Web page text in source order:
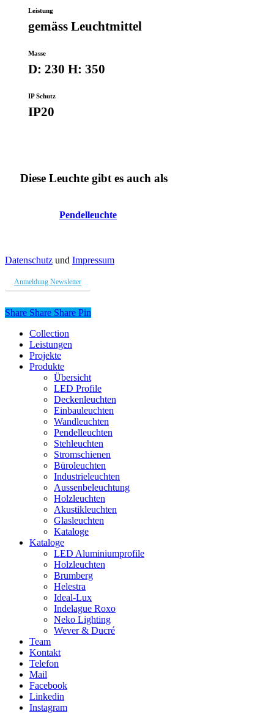
Leistung
gemäss Leuchtmittel
Masse
D: 230 H: 350
IP Schutz
IP20
Diese Leuchte gibt es auch als
Pendelleuchte
Datenschutz und Impressum
Anmeldung Newsletter
Share
Share Share Share Pin
Close
Menu
Collection
Leistungen
Projekte
Produkte
Übersicht
LED Profile
Deckenleuchten
Einbauleuchten
Wandleuchten
Pendelleuchten
Stehleuchten
Stromschienen
Büroleuchten
Industrieleuchten
Aussenbeleuchtung
Holzleuchten
Akustikleuchten
Glasleuchten
Kataloge
Kataloge
LED Aluminiumprofile
Holzleuchten
Brumberg
Helestra
Ideal-Lux
Indelague Roxo
Neko Lighting
Wever & Ducré
Team
Kontakt
Telefon
Mail
Facebook
Linkedin
Instagram